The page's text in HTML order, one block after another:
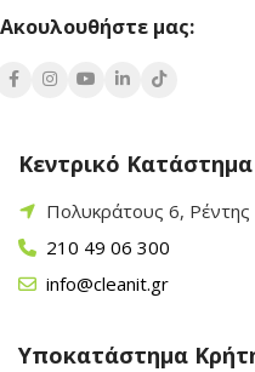
Ακουλουθήστε μας:
Κεντρικό Κατάστημα
Πολυκράτους 6,
210 49 06 300
info@cleanit.gr
Υποκατάστημα